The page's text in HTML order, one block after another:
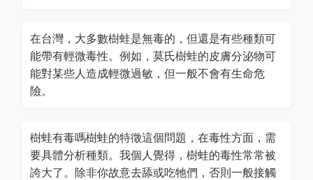
在台灣，大多數樹蛙是無毒的，但還是有些種類可
能帶有輕微毒性。例如，莫氏樹蛙的皮膚分泌物可
能對某些人造成輕微過敏，但一般不會有生命危
險。
樹蛙有毒嗎樹蛙的特徵這個問題，在毒性方面，需
要具體分析種類。我個人覺得，樹蛙的毒性常常被
誇大了。除非你故意去舔或吃牠們，否則一般接觸